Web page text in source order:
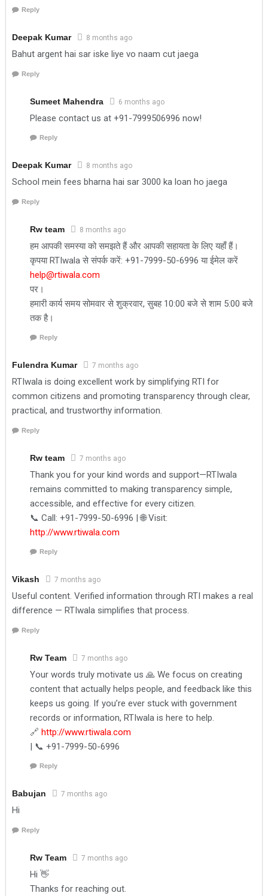
Reply
Deepak Kumar 8 months ago
Bahut argent hai sar iske liye vo naam cut jaega
Reply
Sumeet Mahendra 6 months ago
Please contact us at +91-7999506996 now!
Reply
Deepak Kumar 8 months ago
School mein fees bharna hai sar 3000 ka loan ho jaega
Reply
Rw team 8 months ago
हम आपकी समस्या को समझते हैं और आपकी सहायता के लिए यहाँ हैं।
कृपया RTIwala से संपर्क करें: +91-7999-50-6996 या ईमेल करें
help@rtiwala.com
पर।
हमारी कार्य समय सोमवार से शुक्रवार, सुबह 10:00 बजे से शाम 5:00 बजे
तक है।
Reply
Fulendra Kumar 7 months ago
RTIwala is doing excellent work by simplifying RTI for
common citizens and promoting transparency through clear,
practical, and trustworthy information.
Reply
Rw team 7 months ago
Thank you for your kind words and support—RTIwala
remains committed to making transparency simple,
accessible, and effective for every citizen.
📞 Call: +91-7999-50-6996 | 🌐 Visit:
http://www.rtiwala.com
Reply
Vikash 7 months ago
Useful content. Verified information through RTI makes a real
difference — RTIwala simplifies that process.
Reply
Rw Team 7 months ago
Your words truly motivate us 🙏 We focus on creating
content that actually helps people, and feedback like this
keeps us going. If you’re ever stuck with government
records or information, RTIwala is here to help.
🔗 http://www.rtiwala.com
| 📞 +91-7999-50-6996
Reply
Babujan 7 months ago
Hi
Reply
Rw Team 7 months ago
Hi 👋
Thanks for reaching out.